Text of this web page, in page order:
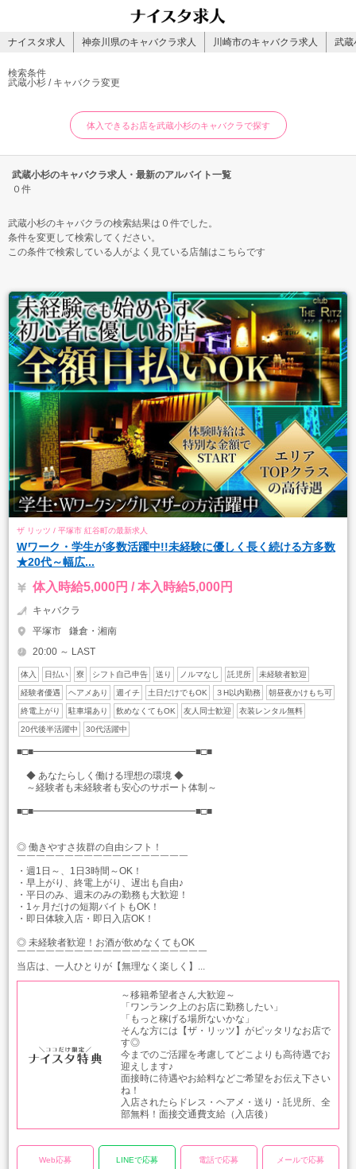
ナイスタ求人 神奈川県のキャバクラ求人 川崎市のキャバクラ求人 武蔵
検索条件
武蔵小杉 / キャバクラ変更
体入できるお店を武蔵小杉のキャバクラで探す
武蔵小杉のキャバクラ求人・最新のアルバイト一覧
０件
武蔵小杉のキャバクラの検索結果は０件でした。
条件を変更して検索してください。
この条件で検索している人がよく見ている店舗はこちらです
ザ リッツ / 平塚市 紅谷町の最新求人
Wワーク・学生が多数活躍中!!未経験に優しく長く続ける方多数
★20代～幅広...
体入時給5,000円 / 本入時給5,000円
キャバクラ
平塚市
鎌倉・湘南
20:00 ～ LAST
体入 日払い 寮 シフト自己申告 送り ノルマなし 託児所 未経験者歓迎
経験者優遇 ヘアメあり 週イチ 土日だけでもOK ３H以内勤務 朝昼夜かけもち可
終電上がり 駐車場あり 飲めなくてもOK 友人同士歓迎 衣装レンタル無料
20代後半活躍中 30代活躍中
■□■━━━━━━━━━━━━━━━━━■□■
◆ あなたらしく働ける理想の環境 ◆
～経験者も未経験者も安心のサポート体制～
■□■━━━━━━━━━━━━━━━━━■□■
◎ 働きやすさ抜群の自由シフト！
￣￣￣￣￣￣￣￣￣￣￣￣￣￣￣￣￣￣
・週1日～、1日3時間～OK！
・早上がり、終電上がり、遅出も自由♪
・平日のみ、週末のみの勤務も大歓迎！
・1ヶ月だけの短期バイトもOK！
・即日体験入店・即日入店OK！
◎ 未経験者歓迎！お酒が飲めなくてもOK
￣￣￣￣￣￣￣￣￣￣￣￣￣￣￣￣￣￣￣￣
当店は、一人ひとりが【無理なく楽しく】...
～移籍希望者さん大歓迎～
「ワンランク上のお店に勤務したい」
「もっと稼げる場所ないかな」
そんな方には【ザ・リッツ】がピッタリなお店で
す◎
今までのご活躍を考慮してどこよりも高待遇でお
迎えします♪
面接時に待遇やお給料などご希望をお伝え下さい
ね！
入店されたらドレス・ヘアメ・送り・託児所、全
部無料！面接交通費支給（入店後）
Web応募 LINEで応募 電話で応募 メールで応募